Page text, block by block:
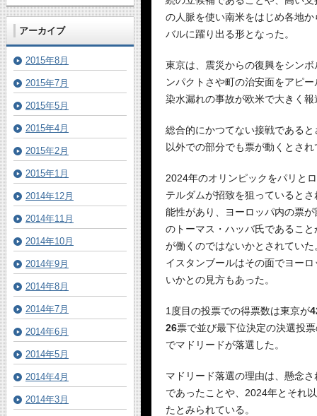
の人脈を使い南米をはじめ各地
バルに躍り出る形となった。
東京は、震災からの復興をシン
ンパクトさや町の治安面をアピ
染水漏れの事故が欧米で大きく
総合的にかつてない接戦である
以外での部分でも票が動くとさ
2024年のオリンピックをパリと
テルダムが招致を狙っていると
能性があり、ヨーロッパ内の票
のトーマス・ハッバ氏であるこ
が働くのではないかとされていた
イスタンブールはその面でヨー
いかとの見方もあった。
1度目の投票での得票数は東京が
26票で並び最下位決定の決選投
でマドリードが落選した。
マドリード落選の理由は、懸念
であったことや、2024年とそれ
たとみられている。
アーカイブ
2015年8月
2015年7月
2015年5月
2015年4月
2015年2月
2015年1月
2014年12月
2014年11月
2014年10月
2014年9月
2014年8月
2014年7月
2014年6月
2014年5月
2014年4月
2014年3月